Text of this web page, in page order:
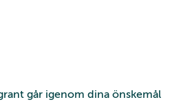
går igenom dina önskemål